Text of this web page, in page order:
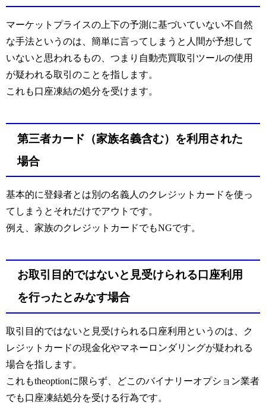
マーケットプライスの上下の予測に基づいていない不自然
な手法というのは、簡単に言ってしまうと人間が予想して
いないと思われるもの、つまり自動売買取引ツールの使用
が疑われる取引のことを指します。
これも口座凍結の処分を受けます。
第三者カード（家族名義含む）を利用された
場合
基本的に登録者とは別の名義人のクレジットカードを使っ
てしまうとそれだけでアウトです。
例え、家族のクレジットカードでもNGです。
お取引目的ではないと見受けられる口座利用
を行ったとみなす場合
取引目的ではないと見受けられる口座利用というのは、ク
レジットカードの現金化やマネーロンダリングが疑われる
場合を指します。
これもtheoptionに限らず、どこのバイナリーオプション業者
でも口座凍結処分を受ける行為です。